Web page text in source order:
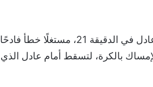
سجل هدف اللقاء الوحيد لـ بيراميدز اللاعب إبراهيم عادل في الدقيقة 21، مستغلًا خطأ فادحًا
بالكرة، لتسقط أمام عادل الذي